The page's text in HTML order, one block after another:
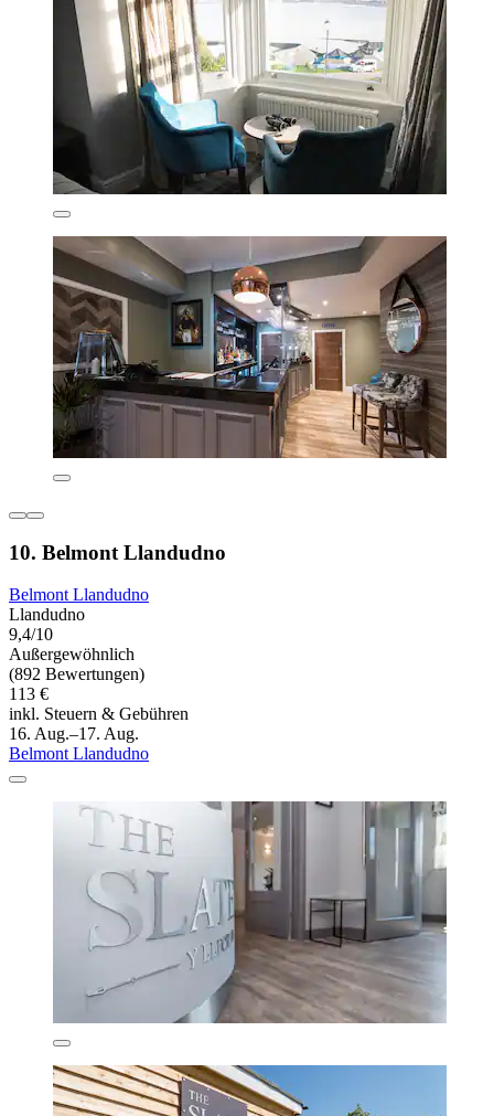
10. Belmont Llandudno
Belmont Llandudno
Llandudno
9,4/10
Außergewöhnlich
(892 Bewertungen)
113 €
inkl. Steuern & Gebühren
16. Aug.–17. Aug.
Belmont Llandudno